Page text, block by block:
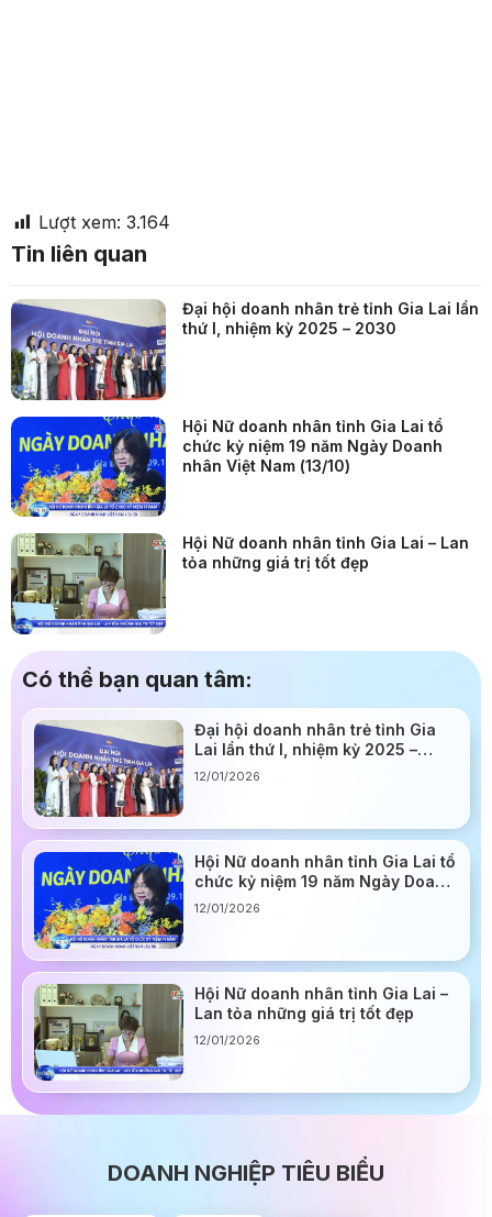
Lượt xem: 3.164
Tin liên quan
Đại hội doanh nhân trẻ tỉnh Gia Lai lần
thứ I, nhiệm kỳ 2025 – 2030
Hội Nữ doanh nhân tỉnh Gia Lai tổ
chức kỷ niệm 19 năm Ngày Doanh
nhân Việt Nam (13/10)
Hội Nữ doanh nhân tỉnh Gia Lai – Lan
tỏa những giá trị tốt đẹp
Có thể bạn quan tâm:
Đại hội doanh nhân trẻ tỉnh Gia
Lai lần thứ I, nhiệm kỳ 2025 –
2030
12/01/2026
Hội Nữ doanh nhân tỉnh Gia Lai tổ
chức kỷ niệm 19 năm Ngày Doanh
nhân Việt Nam (13/10)
12/01/2026
Hội Nữ doanh nhân tỉnh Gia Lai –
Lan tỏa những giá trị tốt đẹp
12/01/2026
DOANH NGHIỆP TIÊU BIỂU